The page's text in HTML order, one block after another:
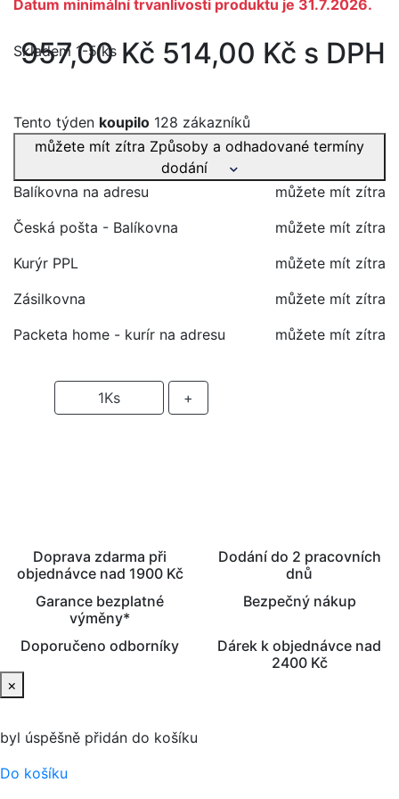
Datum minimální trvanlivosti produktu je 31.7.2026.
Skladem 1-5 ks
957,00 Kč 514,00 Kč s DPH
Tento týden koupilo 128 zákazníků
můžete mít zítra Způsoby a odhadované termíny
dodání
Balíkovna na adresu
můžete mít zítra
Česká pošta - Balíkovna
můžete mít zítra
Kurýr PPL
můžete mít zítra
Zásilkovna
můžete mít zítra
Packeta home - kurír na adresu
můžete mít zítra
1Ks +
Doprava zdarma při
objednávce nad 1900 Kč
Dodání do 2 pracovních
dnů
Garance bezplatné
výměny*
Bezpečný nákup
Doporučeno odborníky
Dárek k objednávce nad
2400 Kč
×
byl úspěšně přidán do košíku
Do košíku